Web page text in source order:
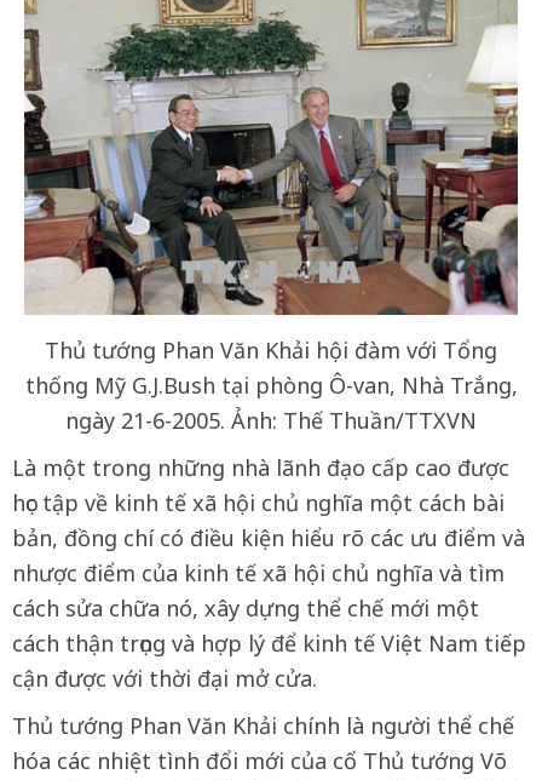
Thủ tướng Phan Văn Khải hội đàm với Tổng
thống Mỹ G.J.Bush tại phòng Ô-van, Nhà Trắng,
ngày 21-6-2005. Ảnh: Thế Thuần/TTXVN
Là một trong những nhà lãnh đạo cấp cao được
học tập về kinh tế xã hội chủ nghĩa một cách bài
bản, đồng chí có điều kiện hiểu rõ các ưu điểm và
nhược điểm của kinh tế xã hội chủ nghĩa và tìm
cách sửa chữa nó, xây dựng thể chế mới một
cách thận trọng và hợp lý để kinh tế Việt Nam tiếp
cận được với thời đại mở cửa.
Thủ tướng Phan Văn Khải chính là người thể chế
hóa các nhiệt tình đổi mới của cố Thủ tướng Võ